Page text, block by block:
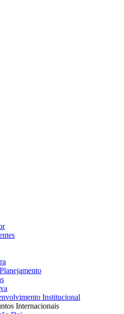
Institucional
Internacionais